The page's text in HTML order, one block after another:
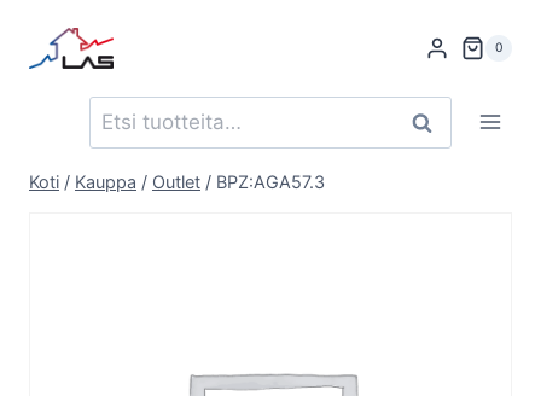
sisältöön
0
Etsi: Haku
Koti / Kauppa / Outlet / BPZ:AGA57.3